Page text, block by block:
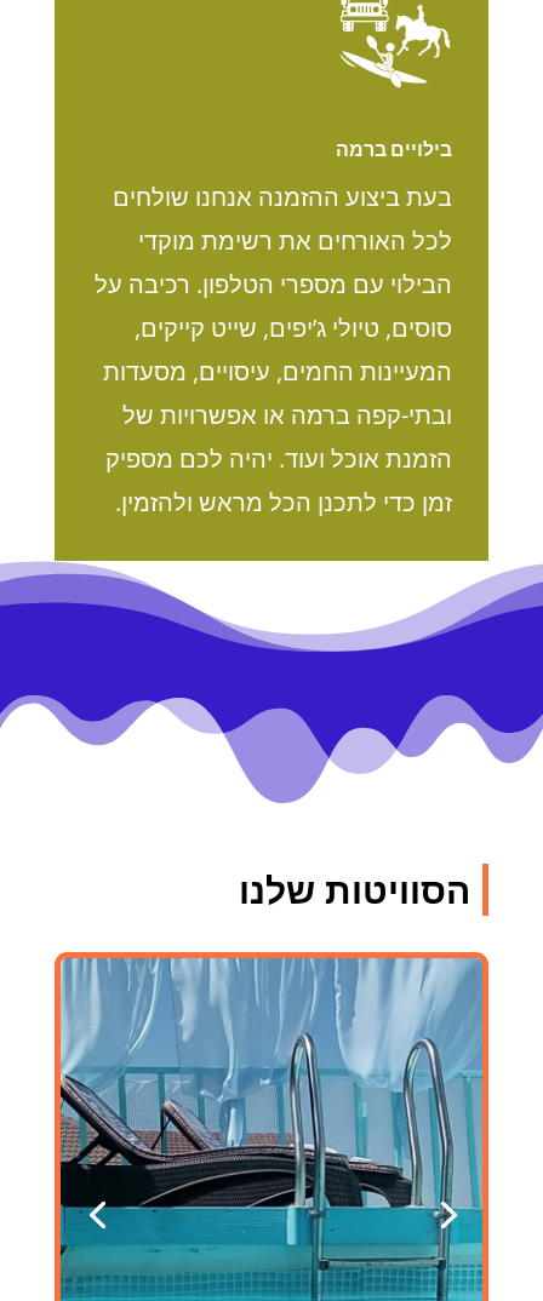
בילויים ברמה
בעת ביצוע ההזמנה אנחנו שולחים
לכל האורחים את רשימת מוקדי
הבילוי עם מספרי הטלפון. רכיבה על
סוסים, טיולי ג’יפים, שייט קייקים,
המעיינות החמים, עיסויים, מסעדות
ובתי-קפה ברמה או אפשרויות של
הזמנת אוכל ועוד. יהיה לכם מספיק
זמן כדי לתכנן הכל מראש ולהזמין.
הסוויטות שלנו